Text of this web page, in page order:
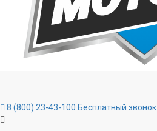
8 (800) 23-43-100 Бесплатный звонок